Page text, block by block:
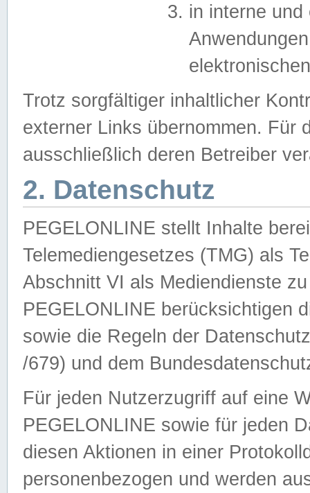
in interne
Trotz sorgfältiger inhaltlicher
externer Links übernommen. Für
ausschließlich deren Betreiber
2. Datenschutz
PEGELONLINE stellt Inhalte
Telemediengesetzes (TMG) als
Abschnitt VI als Mediendienste
PEGELONLINE berücksichtigen
sowie die Regeln der
/679) und dem
Für jeden Nutzerzugriff auf eine
PEGELONLINE sowie für jeden
diesen Aktionen in einer
personenbezogen und werden